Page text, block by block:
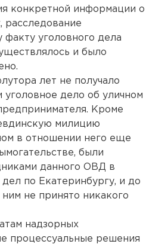
конкретной информации о
расследование
факту уголовного дела
и было
лет не получало
уголовное дело об уличном
Кроме
милицию
в отношении него еще
были
данного ОВД в
по Екатеринбургу, и до
не принято никакого
надзорных
процессуальные решения